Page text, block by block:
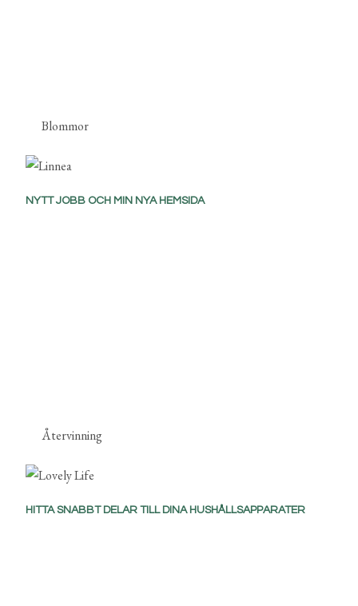
Blommor
NYTT JOBB OCH MIN NYA HEMSIDA
Återvinning
HITTA SNABBT DELAR TILL DINA HUSHÅLLSAPPARATER